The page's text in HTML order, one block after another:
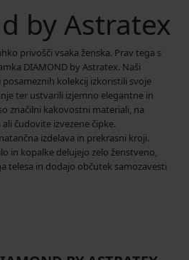
privošči vsaka ženska. Prav tega s
DIAMOND by Astratex. Naši
kolekcij izkoristili svoje
ter ustvarili izjemno elegantne in
značilni kakovostni materiali, na
čudovite izvezene čipke.
izdelava in prekrasni kroji.
in kopalke delujejo zelo ženstveno,
telesa in dodajo občutek samozavesti